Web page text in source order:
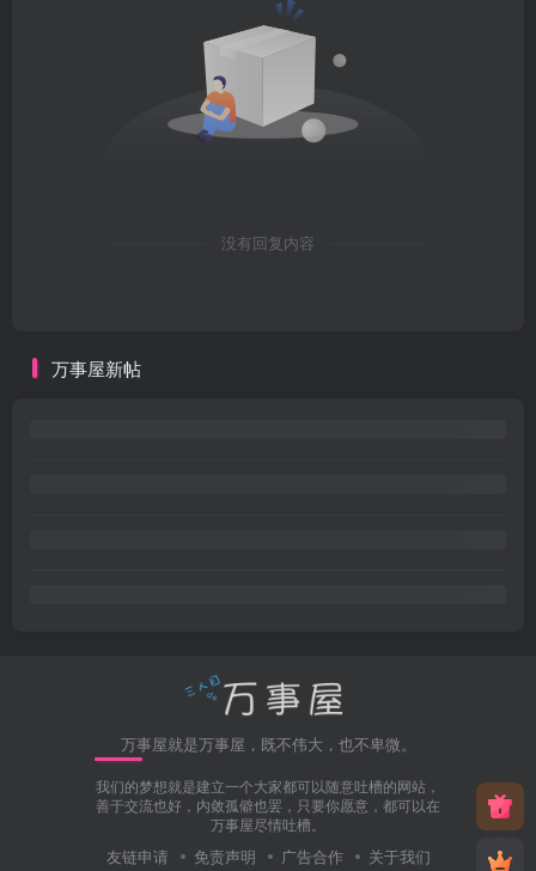
没有回复内容
万事屋新帖
万事屋就是万事屋，既不伟大，也不卑微。
我们的梦想就是建立一个大家都可以随意吐槽的网站，
善于交流也好，内敛孤僻也罢，只要你愿意，都可以在
万事屋尽情吐槽。
友链申请 免责声明 广告合作 关于我们